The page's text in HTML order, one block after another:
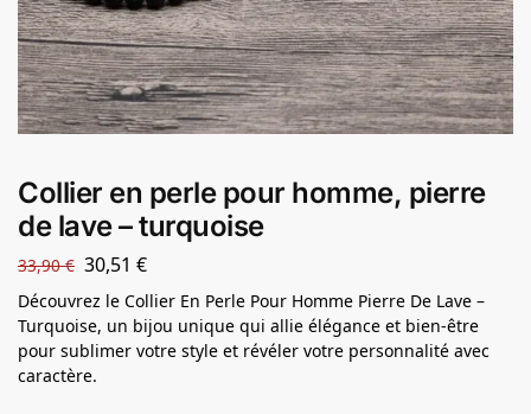
Collier en perle pour homme, pierre
de lave – turquoise
33,90€ 30,51 €
Découvrez le Collier En Perle Pour Homme Pierre De Lave –
Turquoise, un bijou unique qui allie élégance et bien-être
pour sublimer votre style et révéler votre personnalité avec
caractère.